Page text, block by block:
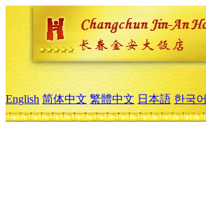
English 简体中文 繁體中文 日本語 한국어